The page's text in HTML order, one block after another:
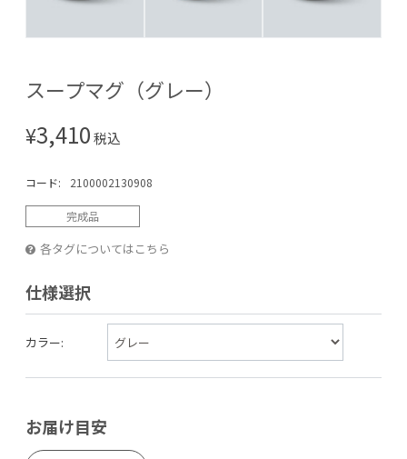
スープマグ（グレー）
¥3,410税込
コード: 2100002130908
完成品
各タグについてはこちら
仕様選択
カラー:
お届け目安